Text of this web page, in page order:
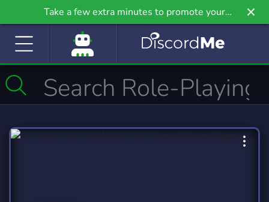
Take a few extra minutes to promote your
community even further on Griv.io, our newest